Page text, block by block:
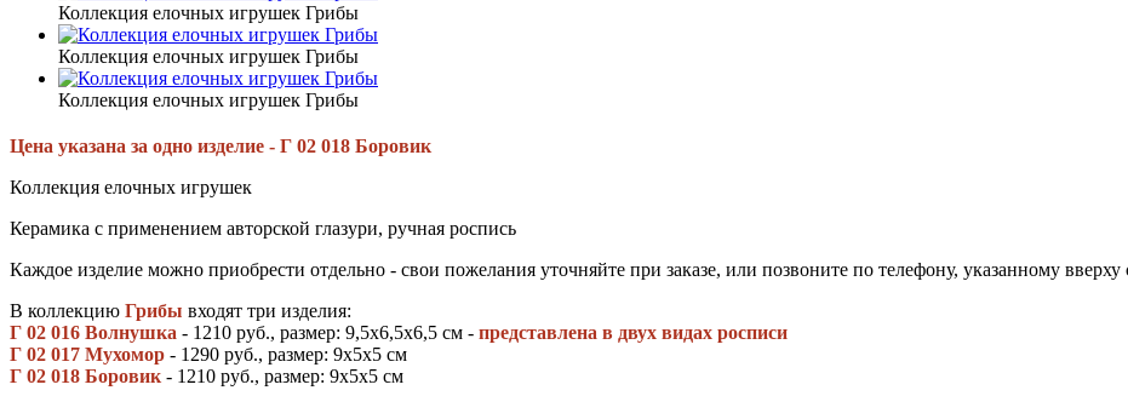
Коллекция елочных игрушек Грибы
Коллекция елочных игрушек Грибы
Коллекция елочных игрушек Грибы
Цена указана за одно изделие - Г 02 018 Боровик
Коллекция елочных игрушек
Керамика с применением авторской глазури, ручная роспись
Каждое изделие можно приобрести отдельно - свои пожелания уточняйте при заказе, или позвоните по телефону, указанному
В коллекцию Грибы входят три изделия:
Г 02 016 Волнушка - 1210 руб., размер: 9,5х6,5х6,5 см - представлена в двух видах росписи
Г 02 017 Мухомор - 1290 руб., размер: 9х5х5 см
Г 02 018 Боровик - 1210 руб., размер: 9х5х5 см